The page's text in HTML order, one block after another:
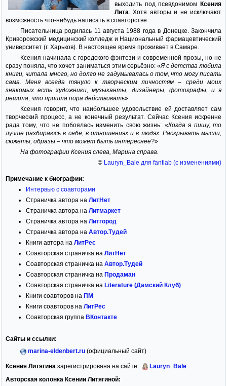
выходить под псевдонимом Ксения
Лита. Хотя авторы и не исключают
возможность что-нибудь написать в соавторстве.
Писательница родилась 11 августа 1988 года в Донецке. Закончила
Криворожский медицинский колледж и Национальный фармацевтический
университет (г. Харьков). В настоящее время проживает в Самаре.
Ксения начинала с городского фэнтези и современной прозы, но не
сразу поняла, что хочет заниматься этим серьёзно: «Я с детства любила
книги, читала много, но долго не задумывалась о том, что могу писать
сама. Меня всегда тянуло к творческим личностям – среди моих
знакомых есть художники, музыканты, дизайнеры, фотографы, и я
решила, что пришла пора действовать».
Ксения говорит, что наибольшее удовольствие ей доставляет сам
творческий процесс, а не конечный результат. Сейчас Ксения искренне
рада тому, что не побоялась изменить свою жизнь: «Когда я пишу, то
лучше разбираюсь в себе, в отношениях и в людях. Раскрывать мысли,
сюжеты, образы – что может быть интереснее?»
На фотографии Ксения слева, Марина справа.
© Lauryn_Bale для fantlab (с изменениями)
Примечание к биографии:
Интервью с соавторами
Страничка автора на ЛитНет
Страничка автора на Литмаркет
Страничка автора на Литгород
Страничка автора на Автор.Тудей
Книги автора на ЛитРес
Соавторская страничка на ЛитНет
Соавторская страничка на Автор.Тудей
Соавторская страничка на Продаман
Соавторская страничка на Literature (Дамский Клуб)
Книги соавторов на ПМ
Книги соавторов на ЛитРес
Соавторская группа ВКонтакте
Сайты и ссылки:
marina-eldenbert.ru(официальный сайт)
Ксения Литягина зарегистрирована на сайте:
Lauryn_Bale
Авторская колонка Ксении Литягиной: